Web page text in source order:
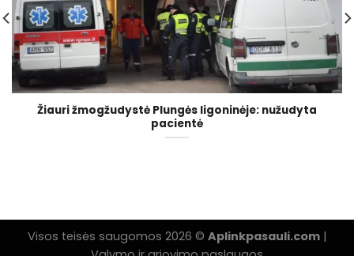
Žiauri žmogžudystė Plungės ligoninėje: nužudyta
pacientė
Visos teisės saugomos 2026 © Aplinkpasauli.com|